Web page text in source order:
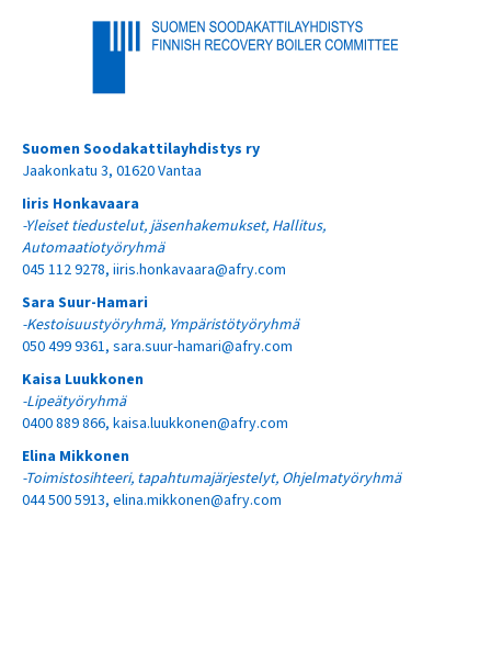
Suomen Soodakattilayhdistys ry
Jaakonkatu 3, 01620 Vantaa
Iiris Honkavaara
-Yleiset tiedustelut, jäsenhakemukset, Hallitus,
Automaatiotyöryhmä
045 112 9278, iiris.honkavaara@afry.com
Sara Suur-Hamari
-Kestoisuustyöryhmä, Ympäristötyöryhmä
050 499 9361, sara.suur-hamari@afry.com
Kaisa Luukkonen
-Lipeätyöryhmä
0400 889 866, kaisa.luukkonen@afry.com
Elina Mikkonen
-Toimistosihteeri, tapahtumajärjestelyt, Ohjelmatyöryhmä
044 500 5913, elina.mikkonen@afry.com